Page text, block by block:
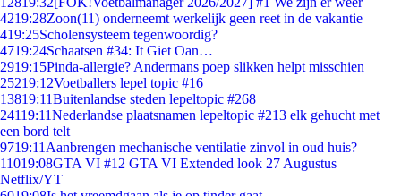
4219:28Zoon(11) onderneemt werkelijk geen reet in de vakantie
419:25Scholensysteem tegenwoordig?
4719:24Schaatsen #34: It Giet Oan…
2919:15Pinda-allergie? Andermans poep slikken helpt misschien
25219:12Voetballers lepel topic #16
13819:11Buitenlandse steden lepeltopic #268
24119:11Nederlandse plaatsnamen lepeltopic #213 elk gehucht met
een bord telt
9719:11 Aanbrengen mechanische ventilatie zinvol in oud huis?
11019:08GTA VI #12 GTA VI Extended look 27 Augustus
Netflix/YT